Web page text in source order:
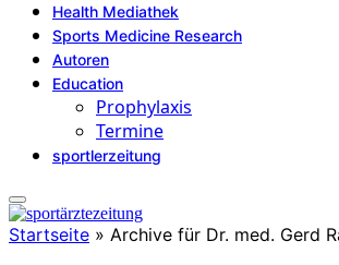
Health Mediathek
Sports Medicine Research
Autoren
Education
Prophylaxis
Termine
sportlerzeitung
Startseite » Archive für Dr. med. Gerd